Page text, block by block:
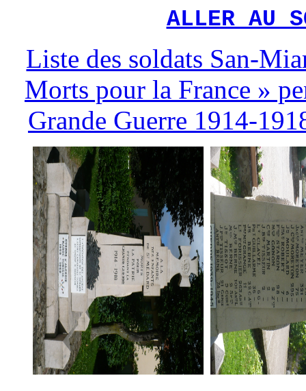
ALLER AU
Liste des soldats San-
Morts pour la France »
Grande Guerre 1914-